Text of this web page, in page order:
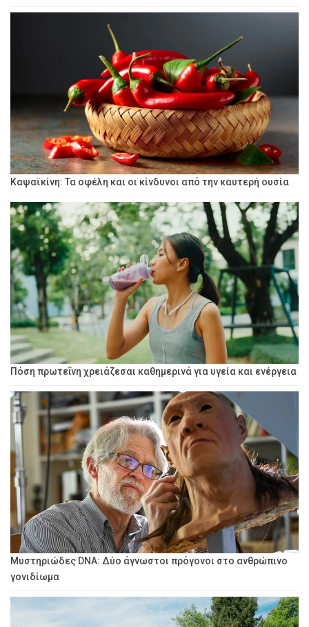
Καψαϊκίνη: Τα οφέλη και οι κίνδυνοι από την καυτερή ουσία
Πόση πρωτεΐνη χρειάζεσαι καθημερινά για υγεία και ενέργεια
Μυστηριώδες DNA: Δύο άγνωστοι πρόγονοι στο ανθρώπινο
γονιδίωμα